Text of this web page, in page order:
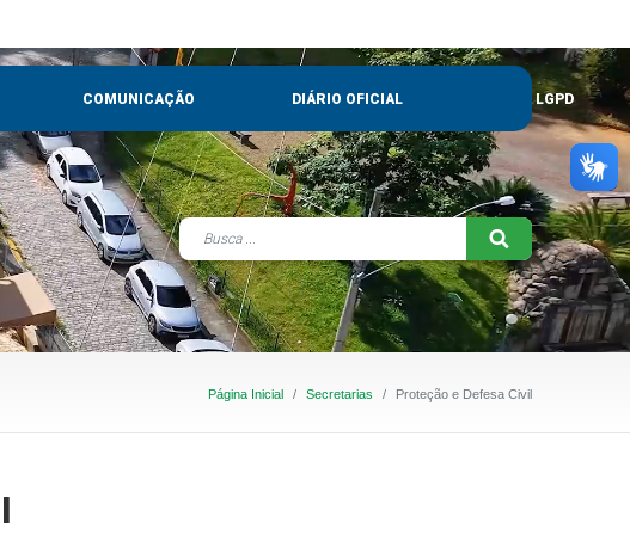
COMUNICAÇÃO DIÁRIO OFICIAL LGPD
Página Inicial Secretarias Proteção e Defesa Civil